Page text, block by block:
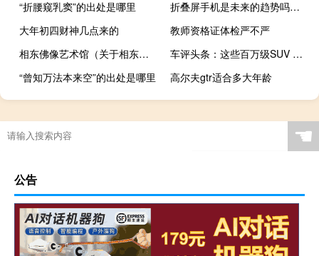
“折腰窥乳窦”的出处是哪里
折叠屏手机是未来的趋势吗（可能是一个利润丰厚的可折叠显示智能手机市场）
大年初四财神几点来的
教师资格证体检严不严
相东佛像艺术馆（关于相东佛像艺术馆的介绍）
车评头条：这些百万级SUV 如今打7折 你会买账吗
“曾知万法本来空”的出处是哪里
高尔夫gtr适合多大年龄
☚
公告